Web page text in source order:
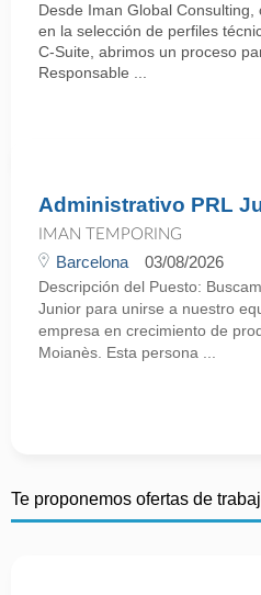
Desde Iman Global
en la selección de perfiles
C-Suite, abrimos un proceso
Responsable ...
Administrativo PRL
IMAN TEMPORING
Barcelona 03/08/2026
Descripción del Puesto:
Junior para unirse a nuestro
empresa en crecimiento de
Moianès. Esta persona ...
Te proponemos ofertas de